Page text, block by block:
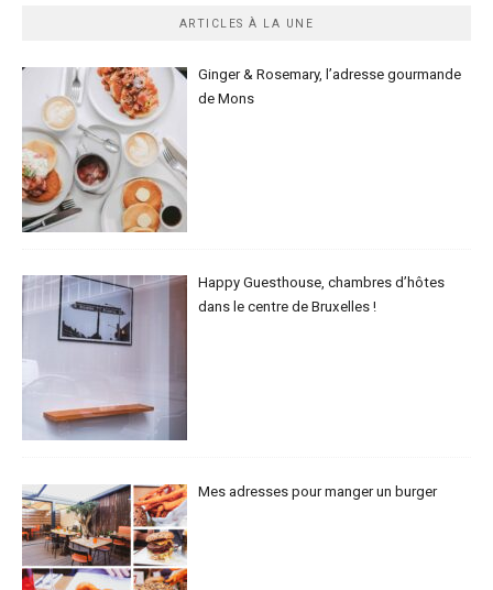
ARTICLES À LA UNE
Ginger & Rosemary, l’adresse gourmande
de Mons
Happy Guesthouse, chambres d’hôtes
dans le centre de Bruxelles !
Mes adresses pour manger un burger